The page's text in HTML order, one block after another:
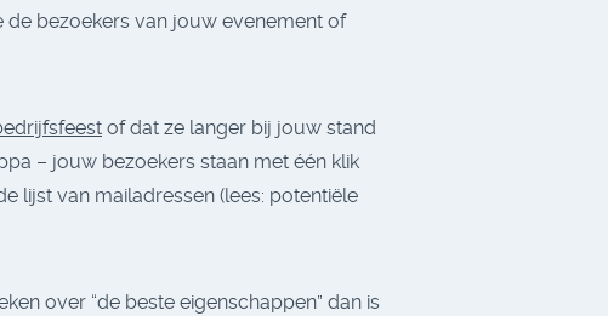
bezoekers van jouw evenement of
of dat ze langer bij jouw stand
– jouw bezoekers staan met één klik
lijst van mailadressen (lees: potentiële
over “de beste eigenschappen” dan is